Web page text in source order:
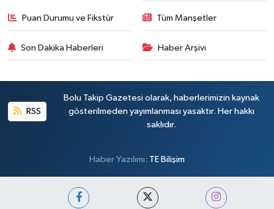
Puan Durumu ve Fikstür Tüm Manşetler
Son Dakika Haberleri Haber Arşivi
RSS
Bolu Takip Gazetesi olarak, haberlerimizin kaynak
gösterilmeden yayımlanması yasaktır. Her hakkı
saklıdır.
Haber Yazılımı: TE Bilişim